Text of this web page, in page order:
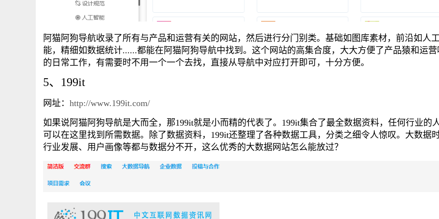
阿猫阿狗导航收录了所有与产品和运营有关的网站，然后进行分门别类。基础如图库素材，前沿如人
能，精细如数据统计......都能在阿猫阿狗导航中找到。这个网站的高集合度，大大方便了产品猿和运营
的日常工作，有需要时不用一个一个去找，直接从导航中对应打开即可，十分方便。
5、199it
网址： http://www.199it.com/
如果说阿猫阿狗导航是大而全，那199it就是小而精的代表了。199it集合了最全数据资料，任何行业的
可以在这里找到所需数据。除了数据资料，199it还整理了各种数据工具，分类之细令人惊叹。大数据时
行业发展、用户画像等都与数据分不开，这么优秀的大数据网站怎么能放过？